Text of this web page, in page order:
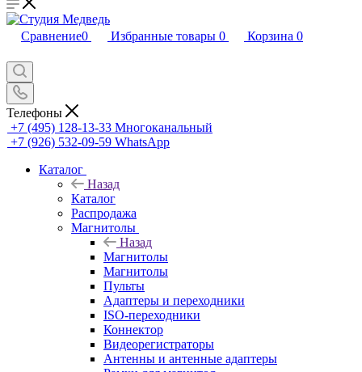
Сравнение0 Избранные товары 0 Корзина 0
Телефоны
+7 (495) 128-13-33 Многоканальный
+7 (926) 532-09-59 WhatsApp
Каталог
Назад
Каталог
Распродажа
Магнитолы
Назад
Магнитолы
Магнитолы
Пульты
Адаптеры и переходники
ISO-переходники
Коннектор
Видеорегистраторы
Антенны и антенные адаптеры